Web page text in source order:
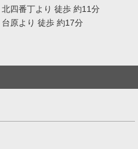
四番丁より 徒歩 約11分
原より 徒歩 約17分